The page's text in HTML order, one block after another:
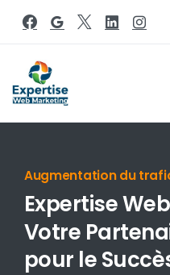
Référencement
ExpertiseWeb
Votre
pour le